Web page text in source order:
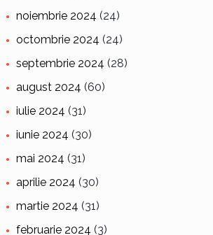
noiembrie 2024 (24)
octombrie 2024 (24)
septembrie 2024 (28)
august 2024 (60)
iulie 2024 (31)
iunie 2024 (30)
mai 2024 (31)
aprilie 2024 (30)
martie 2024 (31)
februarie 2024 (3)